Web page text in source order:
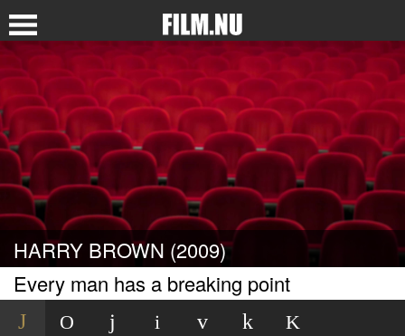
HARRY BROWN (2009)
Every man has a breaking point